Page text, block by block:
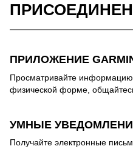
ПРИЛОЖЕНИЕ
Просматривайте
физической форме,
УМНЫЕ
Получайте электронные